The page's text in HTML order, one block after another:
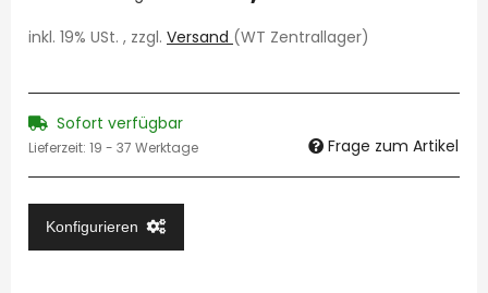
inkl. 19% USt. , zzgl. Versand (WT Zentrallager)
Sofort verfügbar
Lieferzeit: 19 - 37 Werktage Frage zum Artikel
Konfigurieren